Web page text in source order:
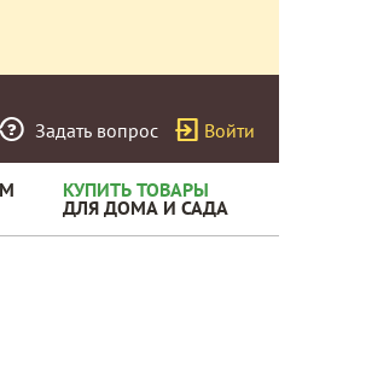
Задать вопрос Войти
КУПИТЬ ТОВАРЫ
ДЛЯ ДОМА И САДА